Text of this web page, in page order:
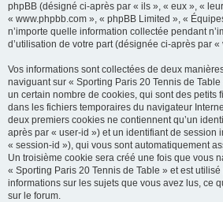
phpBB (désigné ci-après par « ils », « eux », «
« www.phpbb.com », « phpBB Limited », «
n’importe quelle information collectée pendant
d’utilisation de votre part (désignée ci-après par
Vos informations sont collectées de deux
naviguant sur « Sporting Paris 20 Tennis de
un certain nombre de cookies, qui sont des petits
dans les fichiers temporaires du navigateur
deux premiers cookies ne contiennent qu’un
après par « user-id ») et un identifiant de session
« session-id »), qui vous sont automatiquement
Un troisième cookie sera créé une fois que vous
« Sporting Paris 20 Tennis de Table » et est
informations sur les sujets que vous avez lus, ce
sur le forum.